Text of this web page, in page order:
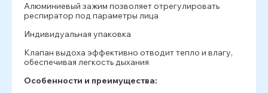
Алюминиевый зажим позволяет отрегулировать
респиратор под параметры лица
Индивидуальная упаковка
Клапан выдоха эффективно отводит тепло и влагу,
обеспечивая легкость дыхания
Особенности и преимущества: